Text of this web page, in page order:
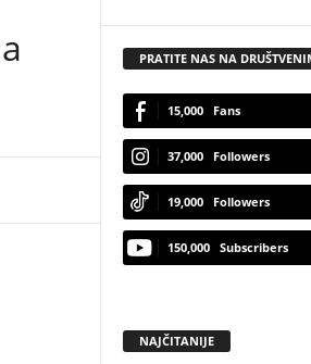
PRATITE NAS NA
15,000 Fans
37,000 Followers
19,000 Followers
150,000 Subscribers
NAJČITANIJE